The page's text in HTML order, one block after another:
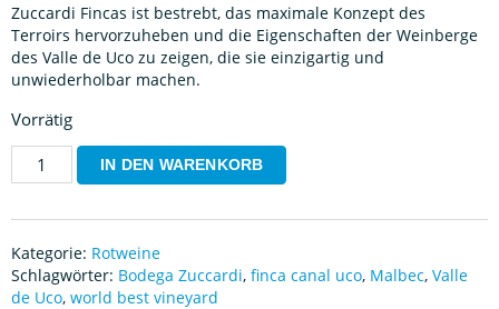
Zuccardi Fincas ist bestrebt, das maximale Konzept des
Terroirs hervorzuheben und die Eigenschaften der Weinberge
des Valle de Uco zu zeigen, die sie einzigartig und
unwiederholbar machen.
Vorrätig
IN DEN WARENKORB
Kategorie: Rotweine
Schlagwörter: Bodega Zuccardi, finca canal uco, Malbec, Valle
de Uco, world best vineyard